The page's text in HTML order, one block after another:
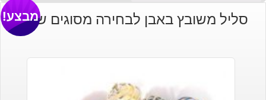
סליל משובץ באבן לבחירה מסוגים שונים
מבצע!